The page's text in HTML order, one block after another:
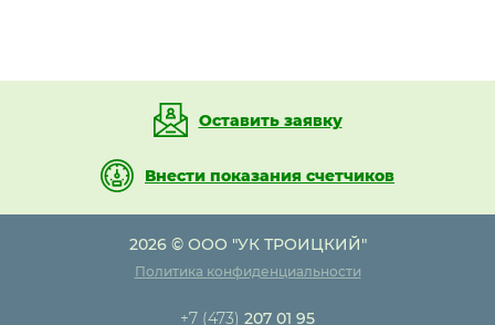
Оставить заявку
Внести показания счетчиков
2026 © ООО "УК ТРОИЦКИЙ"
Политика конфиденциальности
+7 (473) 207 01 95